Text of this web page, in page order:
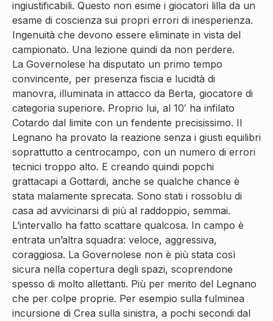
ingiustificabili. Questo non esime i giocatori lilla da un
esame di coscienza sui propri errori di inesperienza.
Ingenuità che devono essere eliminate in vista del
campionato. Una lezione quindi da non perdere.
La Governolese ha disputato un primo tempo
convincente, per presenza fiscia e lucidtà di
manovra, illuminata in attacco da Berta, giocatore di
categoria superiore. Proprio lui, al 10′ ha infilato
Cotardo dal limite con un fendente precisissimo. Il
Legnano ha provato la reazione senza i giusti equilibri
soprattutto a centrocampo, con un numero di errori
tecnici troppo alto. E creando quindi popchi
grattacapi a Gottardi, anche se qualche chance è
stata malamente sprecata. Sono stati i rossoblu di
casa ad avvicinarsi di più al raddoppio, semmai.
L’intervallo ha fatto scattare qualcosa. In campo è
entrata un’altra squadra: veloce, aggressiva,
coraggiosa. La Governolese non è più stata così
sicura nella copertura degli spazi, scoprendone
spesso di molto allettanti. Più per merito del Legnano
che per colpe proprie. Per esempio sulla fulminea
incursione di Crea sulla sinistra, a pochi secondi dal